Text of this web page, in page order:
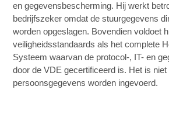
en gegevensbescherming. Hij werkt
bedrijfszeker omdat de stuurgegevens
worden opgeslagen. Bovendien voldoet
veiligheidsstandaards als het complete
Systeem waarvan de protocol-, IT- en
door de VDE gecertificeerd is. Het is niet
persoonsgegevens worden ingevoerd.